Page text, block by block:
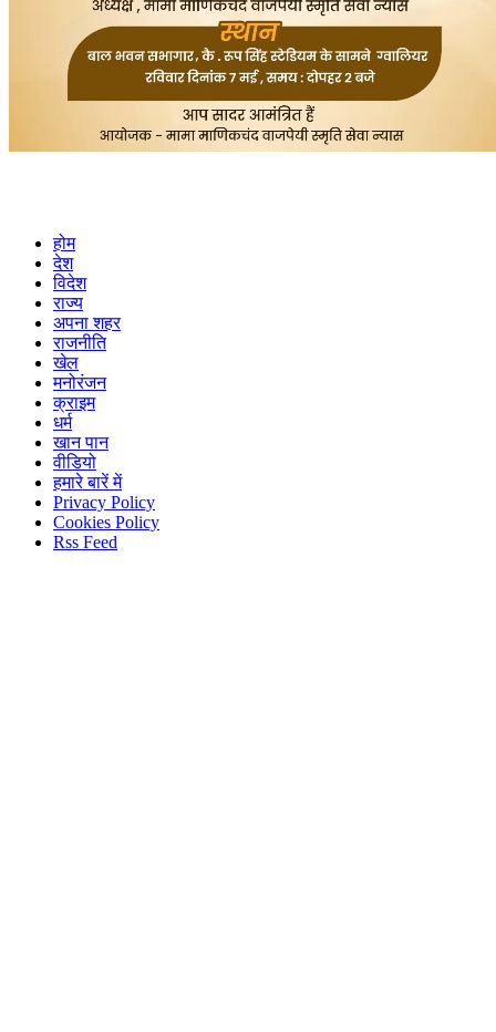
होम
देश
विदेश
राज्य
अपना शहर
राजनीति
खेल
मनोरंजन
क्राइम
धर्म
खान पान
वीडियो
हमारे बारें में
Privacy Policy
Cookies Policy
Rss Feed